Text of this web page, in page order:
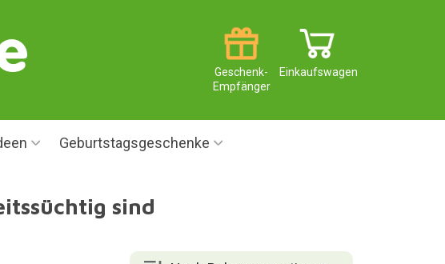
Einkaufswagen
Geschenk-
Empfänger
Geburtstagsgeschenke
sind